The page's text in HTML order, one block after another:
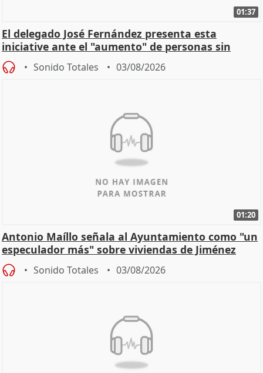
01:37
El delegado José Fernández presenta esta
iniciative ante el "aumento" de personas sin
hogar en Madri
Sonido Totales 03/08/2026
01:20
Antonio Maíllo señala al Ayuntamiento como "un
especulador más" sobre viviendas de Jiménez
Becerril
Sonido Totales 03/08/2026